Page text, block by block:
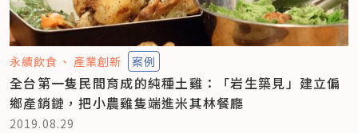
永續飲食 產業創新 案例
全台第一隻民間育成的純種土雞：「岩生築見」建立偏
鄉產銷鏈，把小農雞隻端進米其林餐廳
2019.08.29